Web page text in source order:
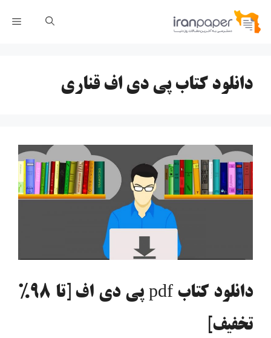
پرش
دانلود کتاب پی دی اف قناری
دانلود کتاب pdf پی دی اف [تا 98%
تخفیف]